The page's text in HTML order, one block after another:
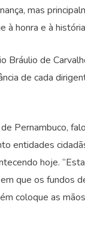
mas
honra e à
Bráulio de
de cada
Pernambuco,
entidades
hoje.
que os fundos
coloque as